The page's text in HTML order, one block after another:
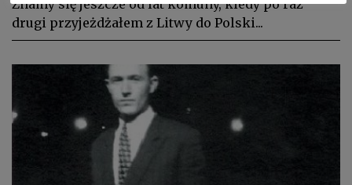
Znamy się jeszcze od lat komuny, kiedy po raz
drugi przyjeżdżałem z Litwy do Polski...